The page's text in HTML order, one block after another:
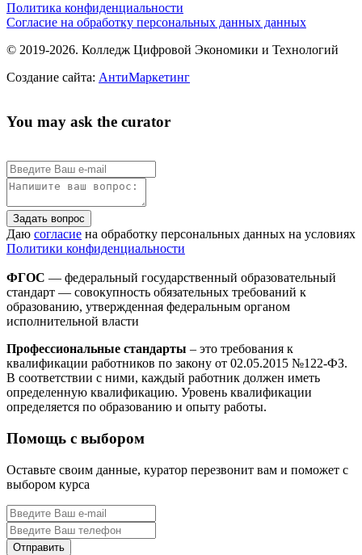
Политика конфиденциальности
Согласие на обработку персональных данных данных
© 2019-2026. Колледж Цифровой Экономики и Технологий
Создание сайта: АнтиМаркетинг
You may ask the curator
Задать вопрос
Даю согласие на обработку персональных данных на условиях
Политики конфиденциальности
ФГОС — федеральный государственный образовательный
стандарт — совокупность обязательных требований к
образованию, утвержденная федеральным органом
исполнительной власти
Профессиональные стандарты – это требования к
квалификации работников по закону от 02.05.2015 №122-ФЗ.
В соответствии с ними, каждый работник должен иметь
определенную квалификацию. Уровень квалификации
определяется по образованию и опыту работы.
Помощь с выбором
Оставьте своим данные, куратор перезвонит вам и поможет с
выбором курса